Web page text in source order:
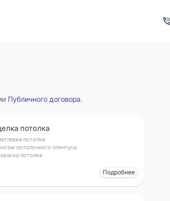
Публичного договора.
потолка
потолка
потолочного плинтуса
потолка
Подробнее